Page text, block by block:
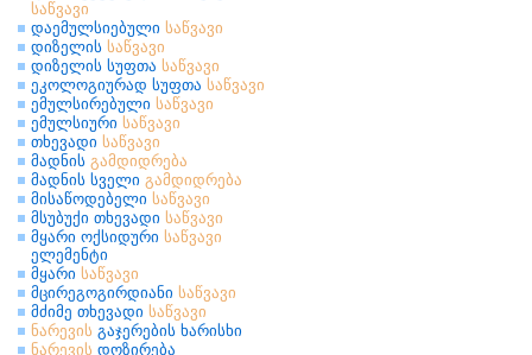
საწვავი
დაემულსიებული საწვავი
დიზელის საწვავი
დიზელის სუფთა საწვავი
ეკოლოგიურად სუფთა საწვავი
ემულსირებული საწვავი
ემულსიური საწვავი
თხევადი საწვავი
მადნის გამდიდრება
მადნის სველი გამდიდრება
მისაწოდებელი საწვავი
მსუბუქი თხევადი საწვავი
მყარი ოქსიდური საწვავი
ელემენტი
მყარი საწვავი
მცირეგოგირდიანი საწვავი
მძიმე თხევადი საწვავი
ნარევის გაჯერების ხარისხი
ნარევის დოზირება